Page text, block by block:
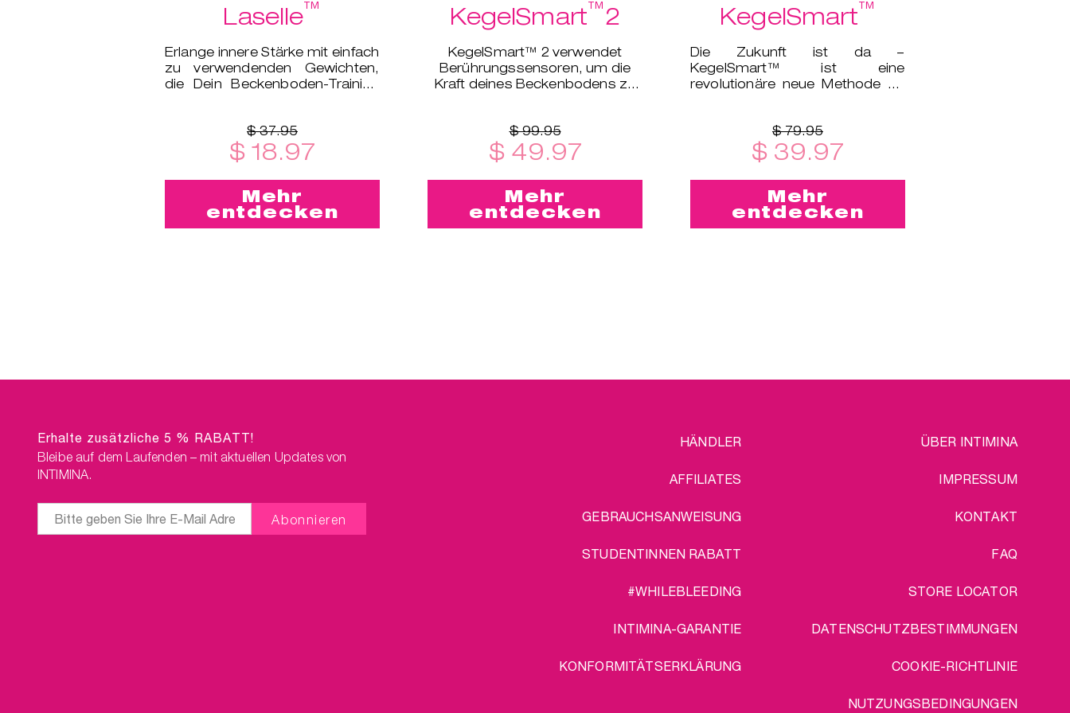
Laselle™
Erlange innere Stärke mit einfach
zu verwendenden Gewichten,
die Dein Beckenboden-Training
$ 37.95
$ 18.97
Mehr
entdecken
KegelSmart™2
KegelSmart™ 2 verwendet
Berührungssensoren, um die
Kraft deines Beckenbodens zu
$ 99.95
$ 49.97
Mehr
entdecken
KegelSmart™
Die Zukunft ist da –
KegelSmart™ ist eine
revolutionäre neue Methode für
$ 79.95
$ 39.97
Mehr
entdecken
Erhalte zusätzliche 5 % RABATT!
Bleibe auf dem Laufenden – mit aktuellen Updates von
INTIMINA.
HÄNDLER
AFFILIATES
GEBRAUCHSANWEISUNG
STUDENTINNEN RABATT
#WHILEBLEEDING
INTIMINA-GARANTIE
KONFORMITÄTSERKLÄRUNG
LEGAL ÜBER INTIMINA
IMPRESSUM
KONTAKT
FAQ
STORE LOCATOR
DATENSCHUTZBESTIMMUNGEN
COOKIE-RICHTLINIE
NUTZUNGSBEDINGUNGEN